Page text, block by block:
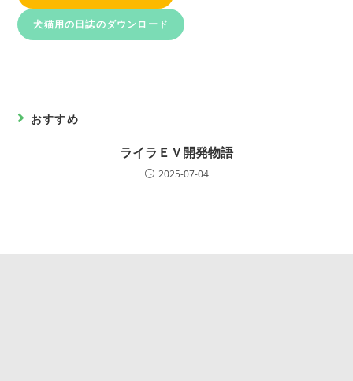
犬猫用の日誌のダウンロード
おすすめ
ライラＥＶ開発物語
2025-07-04